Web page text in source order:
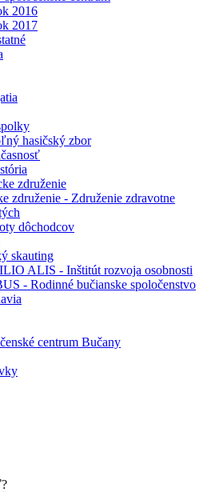
2016
2017
hasičský zbor
združenie
združenie - Združenie zdravotne
dôchodcov
skauting
ALIS - Inštitút rozvoja osobnosti
- Rodinné bučianske spoločenstvo
centrum Bučany